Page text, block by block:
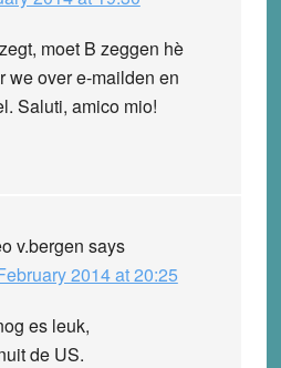
moet B zeggen hè
we over e-mailden en
Saluti, amico mio!
v.bergen says
2014 at 20:25
es leuk,
de US.